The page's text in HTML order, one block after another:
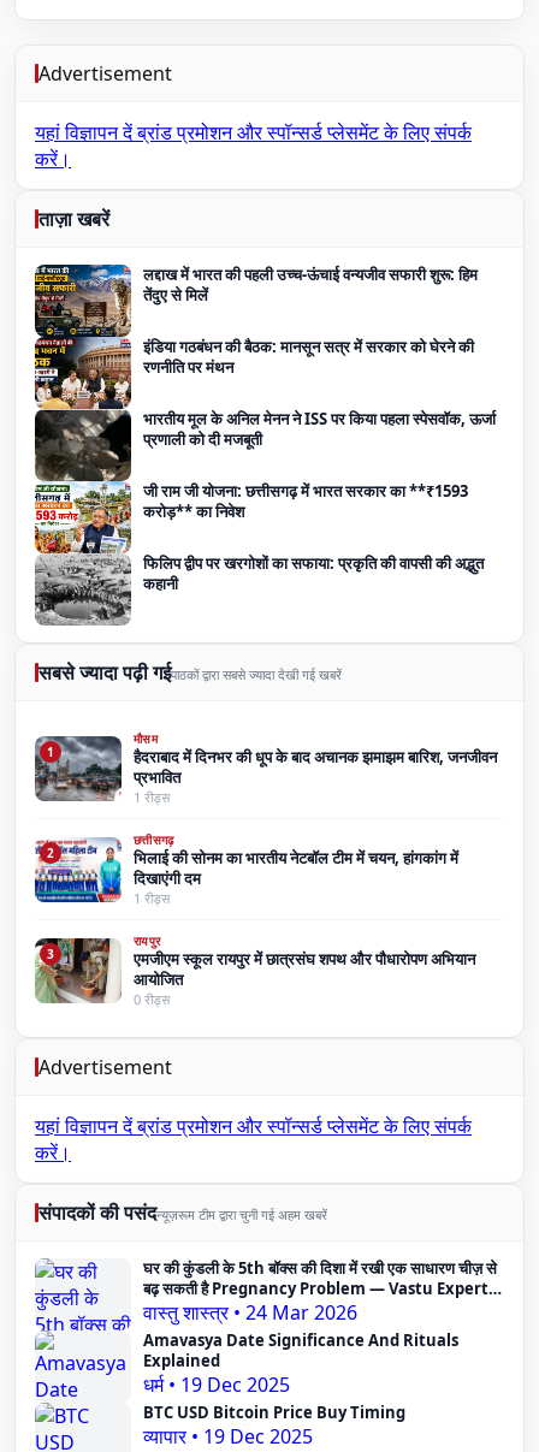
Advertisement
यहां विज्ञापन देंब्रांड प्रमोशन और स्पॉन्सर्ड प्लेसमेंट के लिए संपर्क
करें।
ताज़ा खबरें
लद्दाख में भारत की पहली उच्च-ऊंचाई वन्यजीव सफारी शुरू: हिम
तेंदुए से मिलें
इंडिया गठबंधन की बैठक: मानसून सत्र में सरकार को घेरने की
रणनीति पर मंथन
भारतीय मूल के अनिल मेनन ने ISS पर किया पहला स्पेसवॉक, ऊर्जा
प्रणाली को दी मजबूती
जी राम जी योजना: छत्तीसगढ़ में भारत सरकार का **₹1593
करोड़** का निवेश
फिलिप द्वीप पर खरगोशों का सफाया: प्रकृति की वापसी की अद्भुत
कहानी
सबसे ज्यादा पढ़ी गईपाठकों द्वारा सबसे ज्यादा देखी गई खबरें
1
मौसम
हैदराबाद में दिनभर की धूप के बाद अचानक झमाझम बारिश, जनजीवन
प्रभावित
1 रीड्स
2
छत्तीसगढ़
भिलाई की सोनम का भारतीय नेटबॉल टीम में चयन, हांगकांग में
दिखाएंगी दम
1 रीड्स
3
रायपुर
एमजीएम स्कूल रायपुर में छात्रसंघ शपथ और पौधारोपण अभियान
आयोजित
0 रीड्स
Advertisement
यहां विज्ञापन देंब्रांड प्रमोशन और स्पॉन्सर्ड प्लेसमेंट के लिए संपर्क
करें।
संपादकों की पसंदन्यूज़रूम टीम द्वारा चुनी गई अहम खबरें
घर की कुंडली के 5th बॉक्स की दिशा में रखी एक साधारण चीज़ से
बढ़ सकती है Pregnancy Problem — Vastu Expert
का दावा
वास्तु शास्त्र • 24 Mar 2026
Amavasya Date Significance And Rituals
Explained
धर्म • 19 Dec 2025
BTC USD Bitcoin Price Buy Timing
व्यापार • 19 Dec 2025